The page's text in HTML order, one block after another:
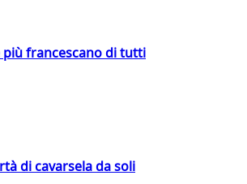
più francescano di tutti
di cavarsela da soli